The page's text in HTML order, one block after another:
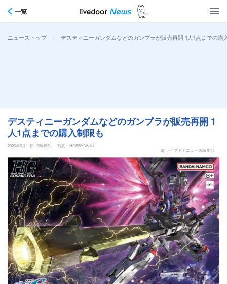
一覧
ニューストップ > デスティニーガンダムなどのガンプラが販売再開 1人1点までの購
デスティニーガンダムなどのガンプラが販売再開 1
人1点までの購入制限も
2026年6月11日 16時15分
写真：HOBBY Watch
by ライブドアニュース編集部